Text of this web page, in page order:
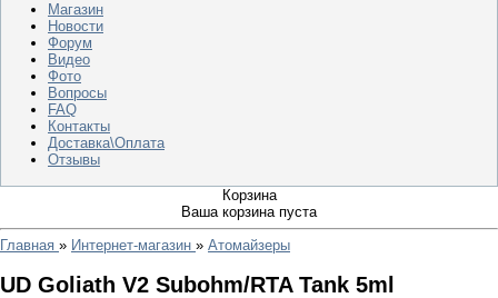
Магазин
Новости
Форум
Видео
Фото
Вопросы
FAQ
Контакты
Доставка\Оплата
Отзывы
Корзина
Ваша корзина пуста
Главная » Интернет-магазин » Атомайзеры
UD Goliath V2 Subohm/RTA Tank 5ml